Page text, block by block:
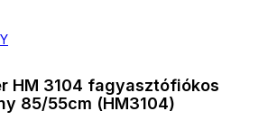
HM 3104 fagyasztófiókos
85/55cm (HM3104)